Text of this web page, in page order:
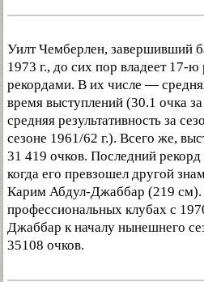
Уилт Чемберлен, завершивший
1973 г., до сих пор владеет
рекордами. В их числе —
время выступлений (30.1 очка
средняя результативность за
сезоне 1961/62 г.). Всего же,
31 419 очков. Последний
когда его превзошел другой
Карим Абдул-Джаббар (219 см).
профессиональных клубах с
Джаббар к началу нынешнего
35108 очков.